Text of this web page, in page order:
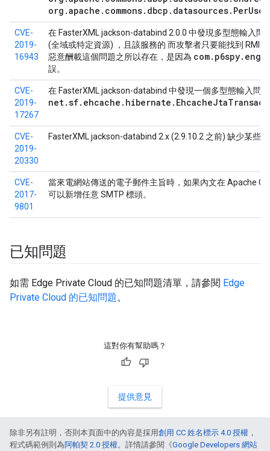
CVE-
2019-
16943
在 FasterXML jackson-databind 2.0.0 中發現多型態輸入問
(全域或特定資源) ，且該服務的 而攻擊者只要能找到 RMI
惡意酬載這個問題之所以存在，是因為
誤。
CVE-
2019-
17267
在 FasterXML jackson-databind 中發現一個多型態輸入問
CVE-
2019-
20330
FasterXML jackson-databind 2.x (2.9.10.2 之前) 缺少某些
CVE-
2017-
9801
當來電網站傳送的電子郵件主旨時，如果內文在 Apache
可以新增任意 SMTP 標頭。
已知問題
如需 Edge Private Cloud 的已知問題清單，請參閱 Edge
Private Cloud 的已知問題。
這對你有幫助嗎？
提供意見
除非另有註明，否則本頁面中的內容是採用創用 CC 姓名標示 4.0 授權 ，
程式碼範例則為阿帕契 2.0 授權。詳情請參閱《Google Developers 網站